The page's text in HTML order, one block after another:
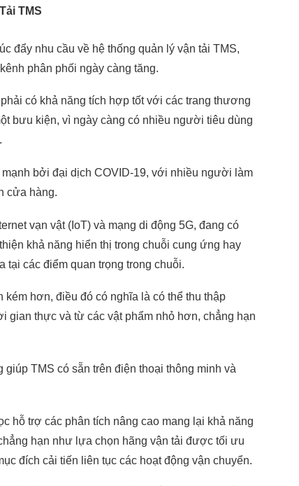
TMS
đẩy nhu cầu về hệ thống quản lý vận tải TMS,
phân phối ngày càng tăng.
có khả năng tích hợp tốt với các trang thương
bưu kiện, vì ngày càng có nhiều người tiêu dùng
bởi đại dịch COVID-19, với nhiều người làm
cửa hàng.
vạn vật(IoT) và mạng di động 5G, đang có
khả năng hiển thị trong chuỗi cung ứng hay
các điểm quan trọng trong chuỗi.
kém hơn, điều đó có nghĩa là có thể thu thập
gian thực và từ các vật phẩm nhỏ hơn, chẳng hạn
TMS có sẵn trên điện thoại thông minh và
hỗ trợ các phân tích nâng cao mang lại khả năng
hạn như lựa chọn hãng vận tải được tối ưu
đích cải tiến liên tục các hoạt động vận chuyển.